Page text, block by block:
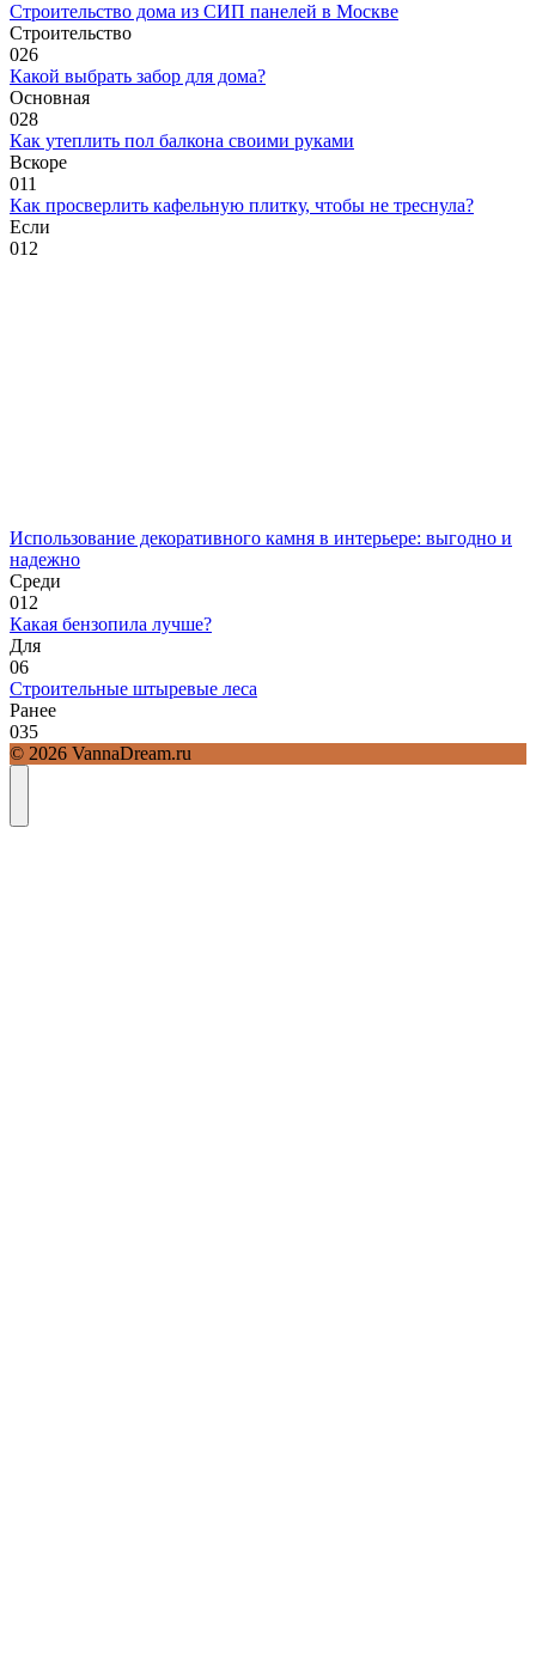
Строительство дома из СИП панелей в Москве
Строительство
026
Какой выбрать забор для дома?
Основная
028
Как утеплить пол балкона своими руками
Вскоре
011
Как просверлить кафельную плитку, чтобы не треснула?
Если
012
Использование декоративного камня в интерьере: выгодно и
надежно
Среди
012
Какая бензопила лучше?
Для
06
Строительные штыревые леса
Ранее
035
© 2026 VannaDream.ru